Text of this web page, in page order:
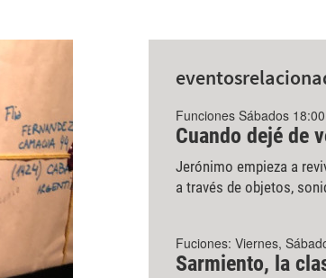
eventos
Funciones Sábados 18:00
Cuando dejé de
Jerónimo empieza a
a través de objetos,
Fuciones: Viernes,
Sarmiento, la